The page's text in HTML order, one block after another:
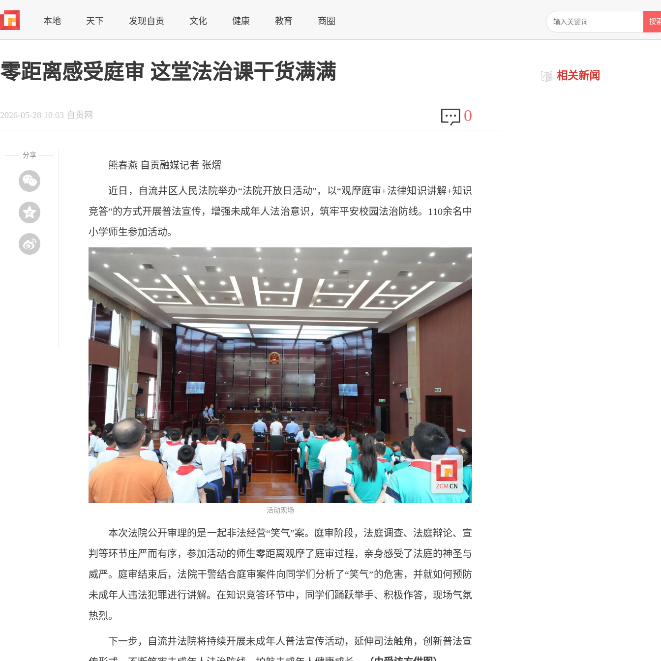
本地 天下 发现自贡 文化 健康 教育 商圈 搜
零距离感受庭审 这堂法治课干货满满
2026-05-28 10:03 自贡网 0
分享
熊春燕 自贡融媒记者 张熠
近日，自流井区人民法院举办“法院开放日活动”，以“观摩庭审+法律知识讲解+知识
竞答”的方式开展普法宣传，增强未成年人法治意识，筑牢平安校园法治防线。110余名中
小学师生参加活动。
活动现场
本次法院公开审理的是一起非法经营“笑气”案。庭审阶段，法庭调查、法庭辩论、宣
判等环节庄严而有序，参加活动的师生零距离观摩了庭审过程，亲身感受了法庭的神圣与
威严。庭审结束后，法院干警结合庭审案件向同学们分析了“笑气”的危害，并就如何预防
未成年人违法犯罪进行讲解。在知识竞答环节中，同学们踊跃举手、积极作答，现场气氛
热烈。
下一步，自流井法院将持续开展未成年人普法宣传活动，延伸司法触角，创新普法宣
相关新闻